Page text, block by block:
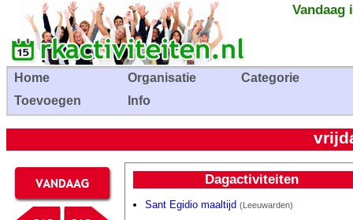
Vandaag
Home Organisatie
Categorie
Toevoegen
Info
Dagactiviteiten
Sant Egidio maaltijd (Leeuwarden)